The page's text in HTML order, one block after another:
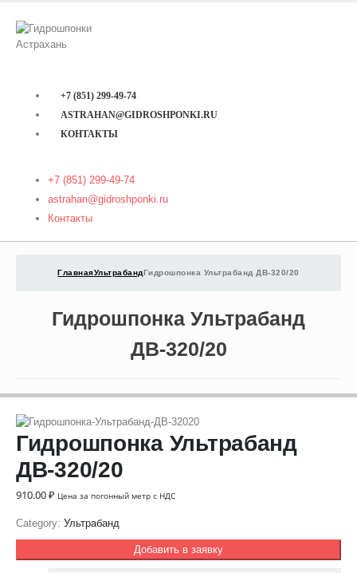
+7 (851) 299-49-74
ASTRAHAN@GIDROSHPONKI.RU
КОНТАКТЫ
+7 (851) 299-49-74
astrahan@gidroshponki.ru
Контакты
ГлавнаяУльтрабандГидрошпонка Ультрабанд ДВ-320/20
Гидрошпонка Ультрабанд
ДВ-320/20
Гидрошпонка Ультрабанд
ДВ-320/20
910.00₽ Цена за погонный метр с НДС
Category: Ультрабанд
Добавить в заявку